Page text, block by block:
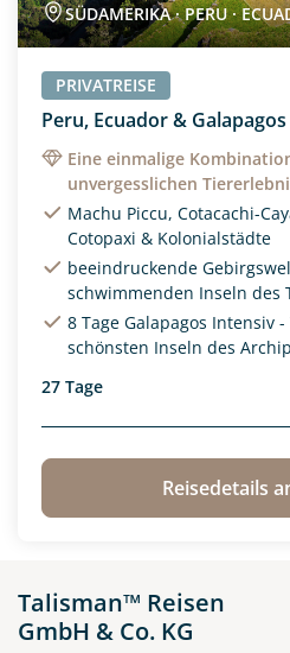
SÜDAMERIKA · PERU ·
PRIVATREISE
Peru, Ecuador & Galapagos
Eine einmalige
unvergesslichen
Machu Piccu, Cotacachi-
Cotopaxi & Kolonialstädte
beeindruckende
schwimmenden Inseln des
8 Tage Galapagos Intensiv
schönsten Inseln des
27 Tage
Reisedetails
Talisman™ Reisen
GmbH & Co. KG